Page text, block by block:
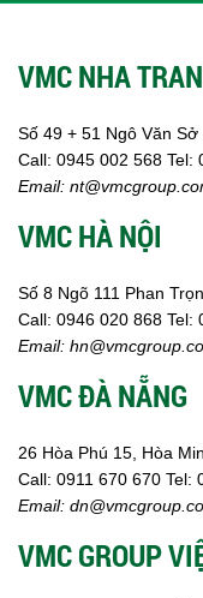
Xử lý nước hồ bơi
Xử lý nước thải
Xử lý nước giếng khoan
Xử lý nước khác
DUNG MÔI CÔNG NGHIỆP
Pha sơn nước
Pha sơn dầu
Pha sơn tĩnh điện
Dung môi khác
HƯƠNG LIỆU TINH DẦU
HÓA CHẤT CÔNG NGHIỆP
Hóa chất khác
Kiềm
Muối
Oxit kim loại
VMC NHA
Số 49 + 51 Ngô Văn
Call: 0945 002 568 Tel:
Email:
VMC HÀ NỘI
Số 8 Ngõ 111 Phan
Call: 0946 020 868 Tel:
Email:
VMC ĐÀ NẴNG
26 Hòa Phú 15, Hòa
Call: 0911 670 670 Tel:
Email:
VMC GROUP